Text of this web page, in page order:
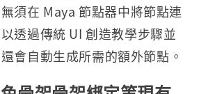
須在 Maya 節點器中將節點連
透過傳統 UI 創造教學步驟並
會自動生成所需的額外節點。